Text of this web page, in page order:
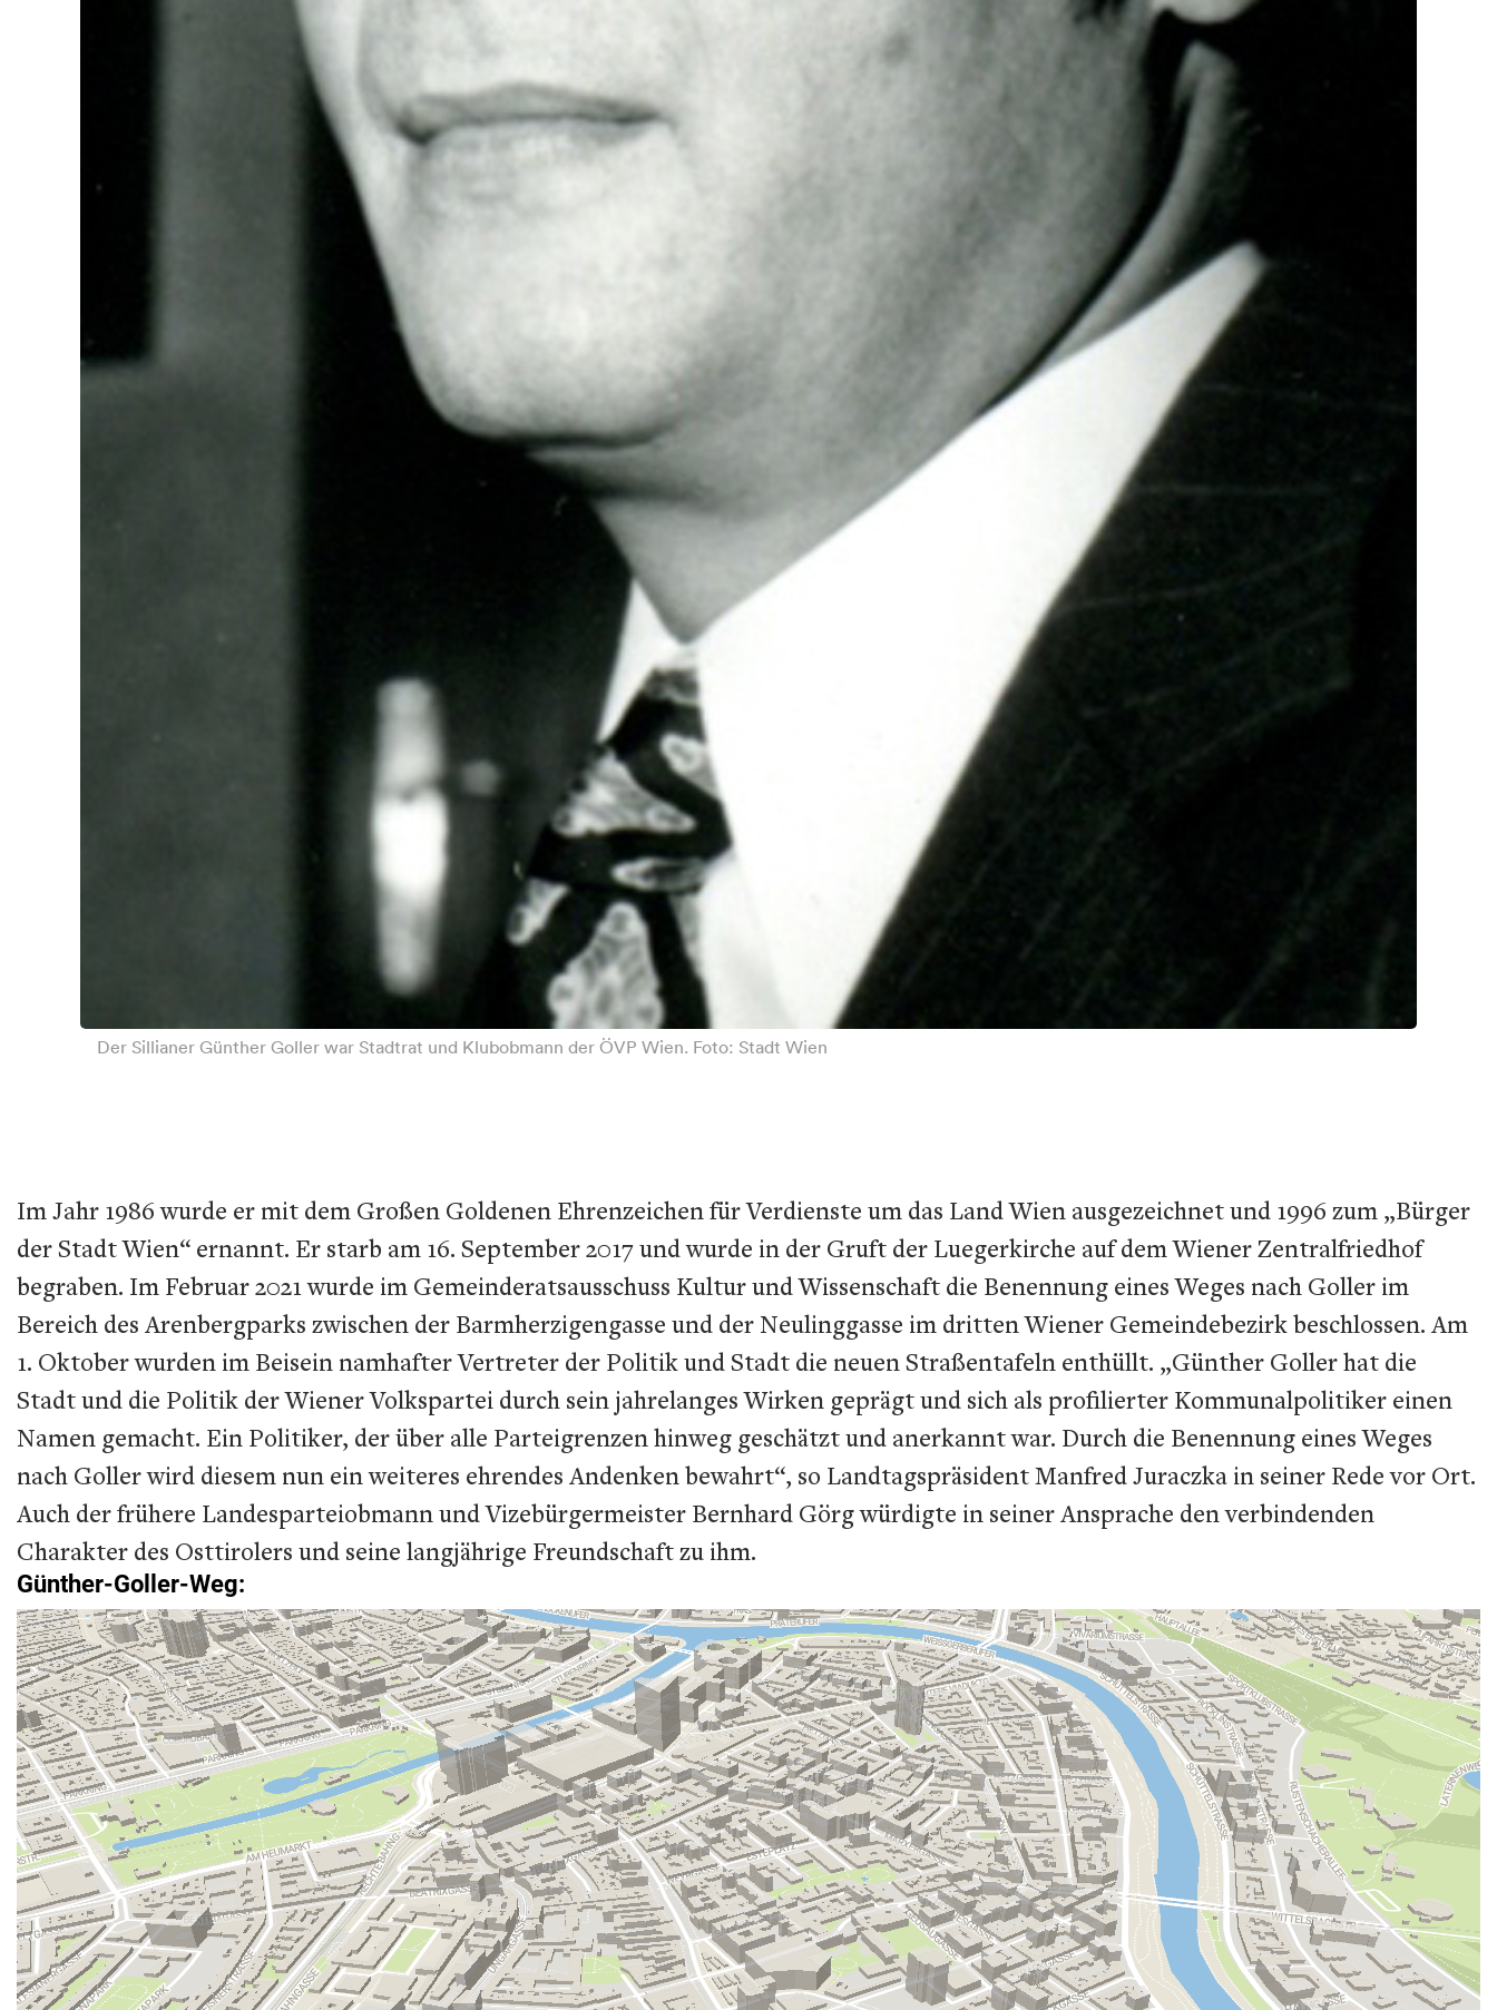
Der Sillianer Günther Goller war Stadtrat und Klubobmann der ÖVP Wien. Foto: Stadt Wien
Im Jahr 1986 wurde er mit dem Großen Goldenen Ehrenzeichen für Verdienste um das Land Wien ausgezeichnet und 1996 zum „Bürger
der Stadt Wien“ ernannt. Er starb am 16. September 2017 und wurde in der Gruft der Luegerkirche auf dem Wiener Zentralfriedhof
begraben. Im Februar 2021 wurde im Gemeinderatsausschuss Kultur und Wissenschaft die Benennung eines Weges nach Goller im
Bereich des Arenbergparks zwischen der Barmherzigengasse und der Neulinggasse im dritten Wiener Gemeindebezirk beschlossen. Am
1. Oktober wurden im Beisein namhafter Vertreter der Politik und Stadt die neuen Straßentafeln enthüllt. „Günther Goller hat die
Stadt und die Politik der Wiener Volkspartei durch sein jahrelanges Wirken geprägt und sich als profilierter Kommunalpolitiker einen
Namen gemacht. Ein Politiker, der über alle Parteigrenzen hinweg geschätzt und anerkannt war. Durch die Benennung eines Weges
nach Goller wird diesem nun ein weiteres ehrendes Andenken bewahrt“, so Landtagspräsident Manfred Juraczka in seiner Rede vor Ort.
Auch der frühere Landesparteiobmann und Vizebürgermeister Bernhard Görg würdigte in seiner Ansprache den verbindenden
Charakter des Osttirolers und seine langjährige Freundschaft zu ihm.